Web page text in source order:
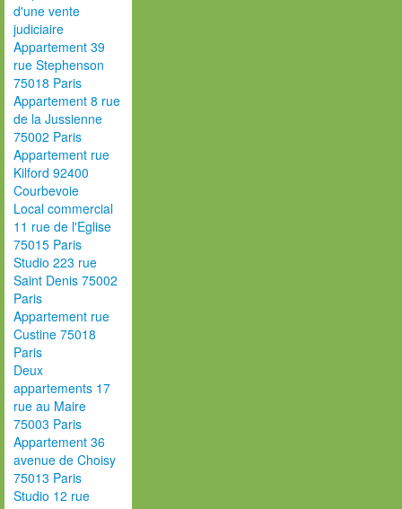
d'une vente
judiciaire
Appartement 39
rue Stephenson
75018 Paris
Appartement 8 rue
de la Jussienne
75002 Paris
Appartement rue
Kilford 92400
Courbevoie
Local commercial
11 rue de l'Eglise
75015 Paris
Studio 223 rue
Saint Denis 75002
Paris
Appartement rue
Custine 75018
Paris
Deux
appartements 17
rue au Maire
75003 Paris
Appartement 36
avenue de Choisy
75013 Paris
Studio 12 rue